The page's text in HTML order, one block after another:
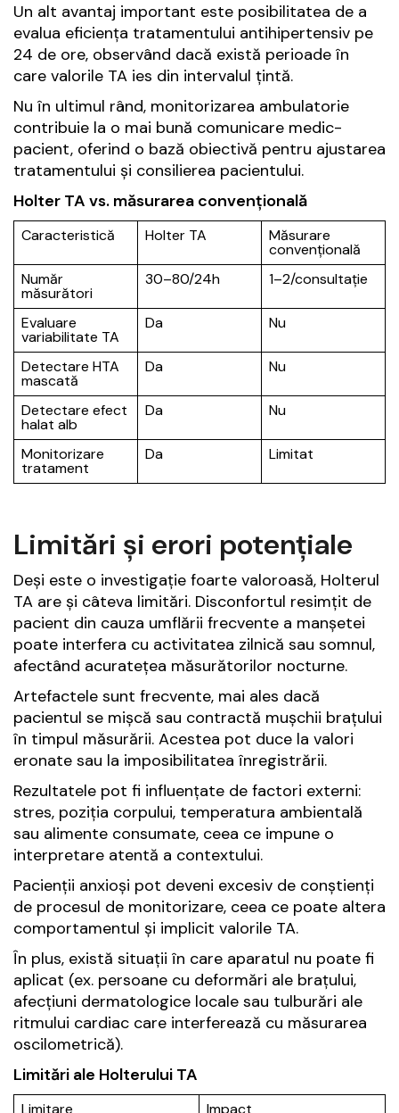
Un alt avantaj important este posibilitatea de a
evalua eficiența tratamentului antihipertensiv pe
24 de ore, observând dacă există perioade în
care valorile TA ies din intervalul țintă.
Nu în ultimul rând, monitorizarea ambulatorie
contribuie la o mai bună comunicare medic-
pacient, oferind o bază obiectivă pentru ajustarea
tratamentului și consilierea pacientului.
Holter TA vs. măsurarea convențională
Caracteristică Holter TA Măsurare
convențională
Număr
măsurători
30–80/24h 1–2/consultație
Evaluare
variabilitate TA
Da Nu
Detectare HTA
mascată
Da Nu
Detectare efect
halat alb
Da Nu
Monitorizare
tratament
Da Limitat
Limitări și erori potențiale
Deși este o investigație foarte valoroasă, Holterul
TA are și câteva limitări. Disconfortul resimțit de
pacient din cauza umflării frecvente a manșetei
poate interfera cu activitatea zilnică sau somnul,
afectând acuratețea măsurătorilor nocturne.
Artefactele sunt frecvente, mai ales dacă
pacientul se mișcă sau contractă mușchii brațului
în timpul măsurării. Acestea pot duce la valori
eronate sau la imposibilitatea înregistrării.
Rezultatele pot fi influențate de factori externi:
stres, poziția corpului, temperatura ambientală
sau alimente consumate, ceea ce impune o
interpretare atentă a contextului.
Pacienții anxioși pot deveni excesiv de conștienți
de procesul de monitorizare, ceea ce poate altera
comportamentul și implicit valorile TA.
În plus, există situații în care aparatul nu poate fi
aplicat (ex. persoane cu deformări ale brațului,
afecțiuni dermatologice locale sau tulburări ale
ritmului cardiac care interferează cu măsurarea
oscilometrică).
Limitări ale Holterului TA